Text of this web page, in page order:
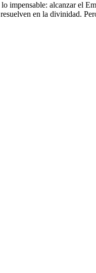
impensable: alcanzar el
en la divinidad.